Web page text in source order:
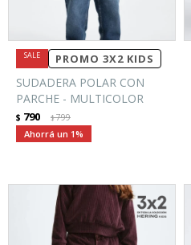
PROMO 3X2 KIDS
SUDADERA POLAR CON
PARCHE - MULTICOLOR
$ 790 $799
1